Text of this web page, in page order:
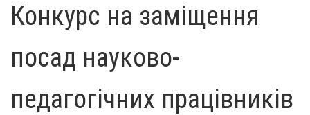
Конкурс на заміщення
посад науково-
педагогічних працівників